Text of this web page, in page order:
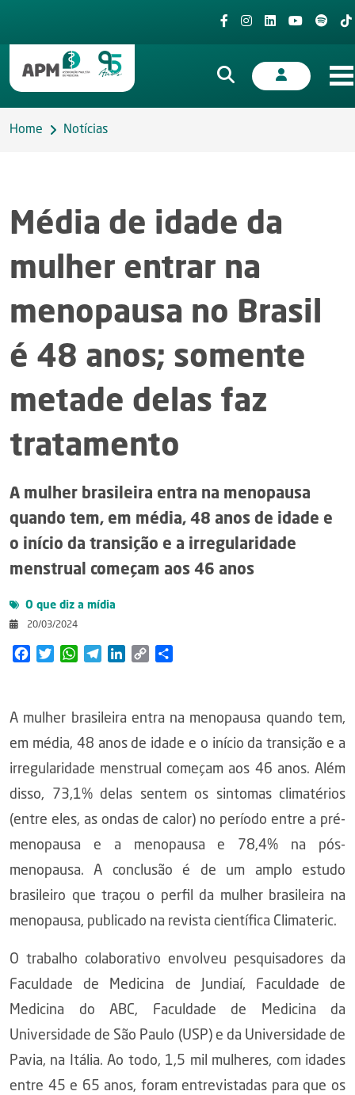
Home Notícias
Média de idade da
mulher entrar na
menopausa no Brasil
é 48 anos; somente
metade delas faz
tratamento
A mulher brasileira entra na menopausa
quando tem, em média, 48 anos de idade e
o início da transição e a irregularidade
menstrual começam aos 46 anos
O que diz a mídia
20/03/2024
FacebookTwitterWhatsAppTelegramLinkedIn
Copy
A mulher brasileira entra na menopausa quando tem,
em média, 48 anos de idade e o início da transição e a
irregularidade menstrual começam aos 46 anos. Além
disso, 73,1% delas sentem os sintomas climatérios
(entre eles, as ondas de calor) no período entre a pré-
menopausa e a menopausa e 78,4% na pós-
menopausa. A conclusão é de um amplo estudo
brasileiro que traçou o perfil da mulher brasileira na
menopausa, publicado na revista científica Climateric.
O trabalho colaborativo envolveu pesquisadores da
Faculdade de Medicina de Jundiaí, Faculdade de
Medicina do ABC, Faculdade de Medicina da
Universidade de São Paulo (USP) e da Universidade de
Pavia, na Itália. Ao todo, 1,5 mil mulheres, com idades
entre 45 e 65 anos, foram entrevistadas para que os